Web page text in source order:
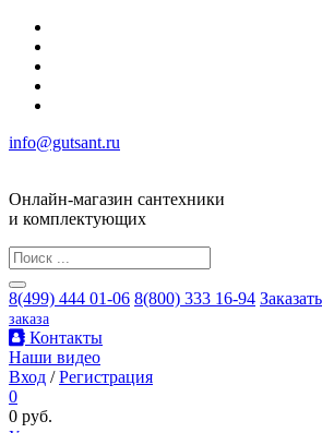
info@gutsant.ru
Онлайн-магазин сантехники
и комплектующих
8(499) 444 01-06 8(800) 333 16-94
заказа
Контакты
Наши видео
Вход /Регистрация
0
0 руб.